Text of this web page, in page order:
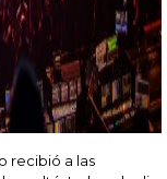
recibió a las